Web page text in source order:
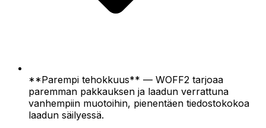
**Parempi tehokkuus** — WOFF2 tarjoaa
paremman pakkauksen ja laadun verrattuna
vanhempiin muotoihin, pienentäen tiedostokokoa
laadun säilyessä.